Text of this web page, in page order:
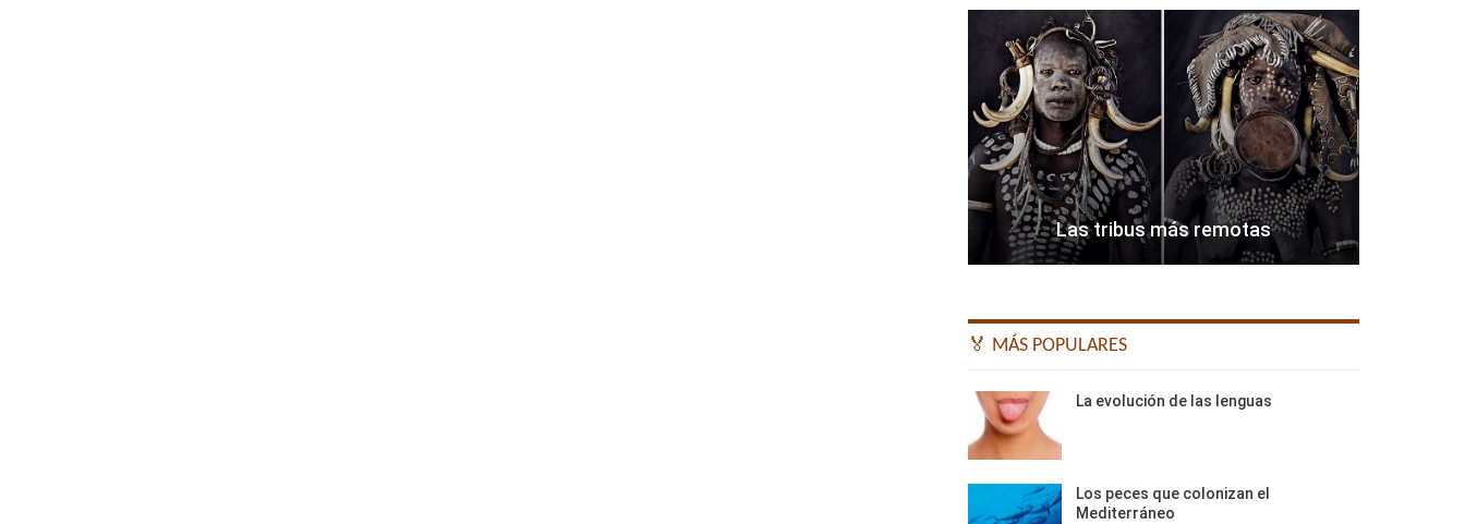
Las tribus más remotas
🏅 MÁS POPULARES
La evolución de las lenguas
Los peces que colonizan el
Mediterráneo